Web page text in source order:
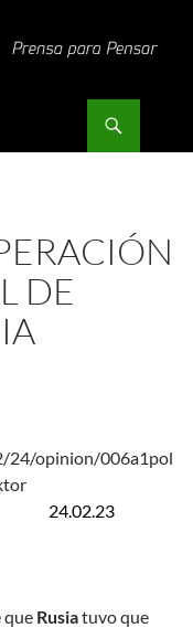
DE
24/opinion/006a1pol
que Rusiatuvo que